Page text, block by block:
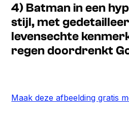
4) Batman in een
stijl, met
levensechte
regen doordrenkt
Maak deze afbeelding gratis